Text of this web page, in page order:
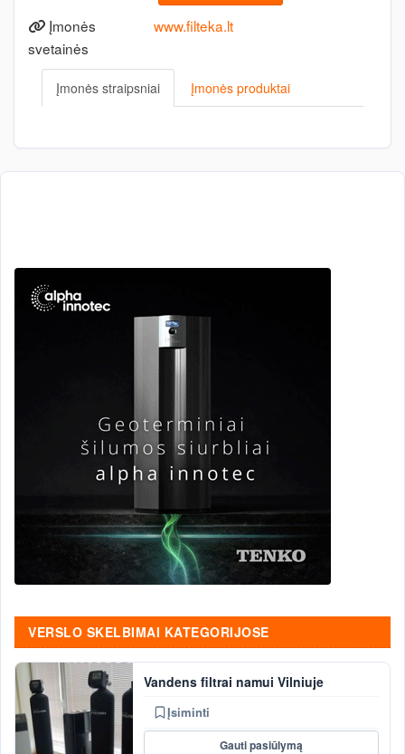
Įmonės
svetainės
www.filteka.lt
Įmonės straipsniai Įmonės produktai
VERSLO SKELBIMAI KATEGORIJOSE
Vandens filtrai namui Vilniuje
Įsiminti
Gauti pasiūlymą